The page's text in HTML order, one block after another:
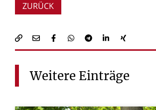
ZURÜCK
Weitere Einträge